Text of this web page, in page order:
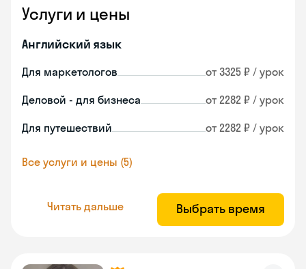
Услуги и цены
Английский язык
Для маркетологов от 3325 ₽ / урок
Деловой - для бизнеса от 2282 ₽ / урок
Для путешествий от 2282 ₽ / урок
Все услуги и цены (5)
Читать дальше Выбрать время